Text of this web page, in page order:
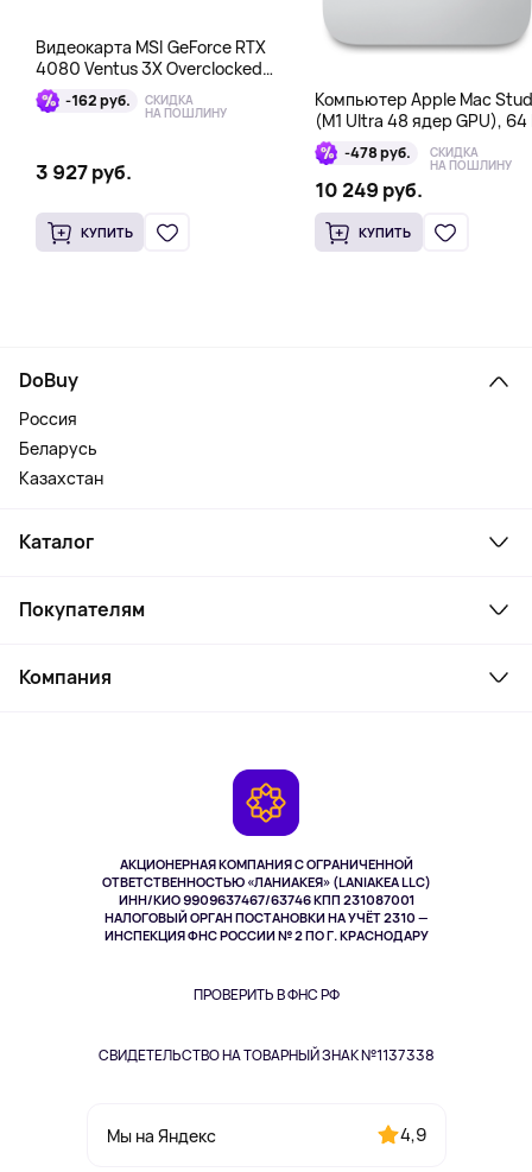
Видеокарта MSI GeForce RTX
4080 Ventus 3X Overclocked
16GB DDR6X
-162 руб. СКИДКА
НА ПОШЛИНУ
3 927 руб.
КУПИТЬ
Компьютер Apple Mac
(M1 Ultra 48 ядер GPU), 64
1 Тб -478 руб. СКИДКА
НА ПОШЛИНУ
10 249 руб.
КУПИТЬ
АКЦИОНЕРНАЯ КОМПАНИЯ С ОГРАНИЧЕННОЙ
ОТВЕТСТВЕННОСТЬЮ «ЛАНИАКЕЯ» (LANIAKEA LLC)
ИНН/КИО 9909637467/63746 КПП 231087001
НАЛОГОВЫЙ ОРГАН ПОСТАНОВКИ НА УЧЁТ 2310 —
ИНСПЕКЦИЯ ФНС РОССИИ № 2 ПО Г. КРАСНОДАРУ
ПРОВЕРИТЬ В ФНС РФ
СВИДЕТЕЛЬСТВО НА ТОВАРНЫЙ ЗНАК №1137338
Мы на Яндекс 4,9
DoBuy
Россия
Беларусь
Казахстан
Каталог
Ноутбуки, мониторы, VR
Косметика и уход
Здоровье питомцев
Одежда и аксессуары
Покупателям
Как заказать
Компания